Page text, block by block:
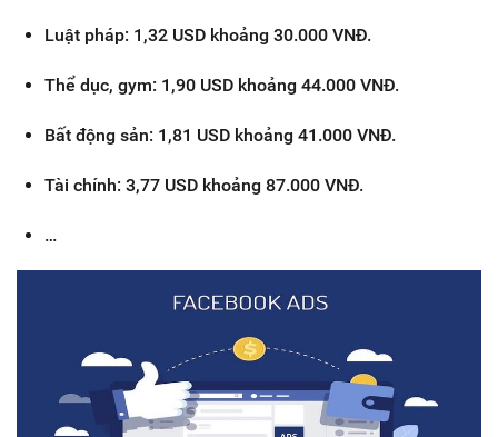
Luật pháp: 1,32 USD khoảng 30.000 VNĐ.
Thể dục, gym: 1,90 USD khoảng 44.000 VNĐ.
Bất động sản: 1,81 USD khoảng 41.000 VNĐ.
Tài chính: 3,77 USD khoảng 87.000 VNĐ.
…